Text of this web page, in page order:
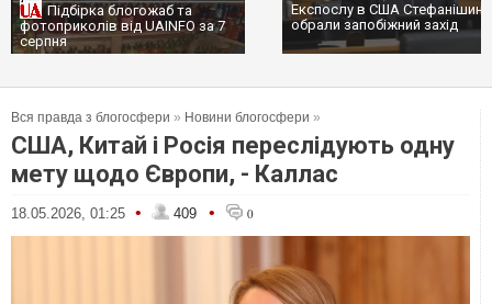
Підбірка блогожаб та
фотоприколів від UAINFO за 7
серпня
Експослу в США
обрали запобіжний захід
Вся правда з блогосфери » Новини блогосфери »
США, Китай і Росія переслідують одну
мету щодо Європи, - Каллас
18.05.2026, 01:25 • 409 • 0